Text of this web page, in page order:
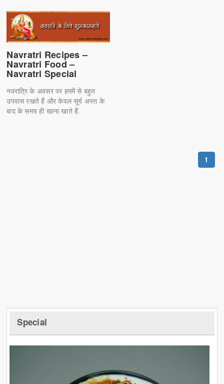
Navratri Recipes –
Navratri Food –
Navratri Special
नवरात्रि के अवसर पर हममें से बहुत
उपवास रखते हैं और केवल सूर्य अस्त के
बाद के समय ही खाना खाते हैं.
1
Special